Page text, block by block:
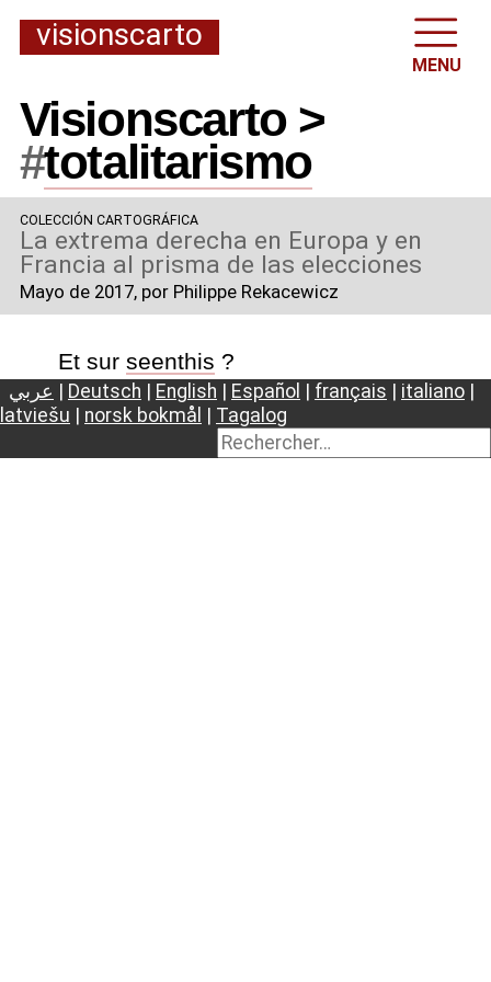
visionscarto
MENU
Visionscarto >
#totalitarismo
COLECCIÓN CARTOGRÁFICA
La extrema derecha en Europa y en
Francia al prisma de las elecciones
Mayo de 2017, por Philippe Rekacewicz
Et sur seenthis ?
عربي Deutsch English Español français italiano
latviešu
norsk bokmål Tagalog